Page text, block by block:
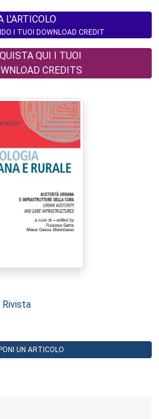
L'ARTICOLO
I TUOI DOWNLOAD CREDIT
QUI I TUOI
CREDITS
UN ARTICOLO